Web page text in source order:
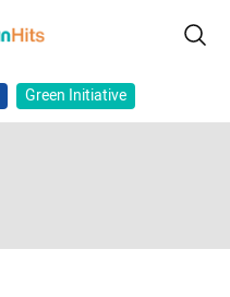
Green Initiative